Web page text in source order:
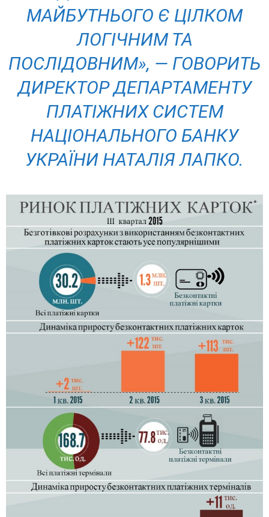
МАЙБУТНЬОГО Є ЦІЛКОМ
ЛОГІЧНИМ ТА
ПОСЛІДОВНИМ», — ГОВОРИТЬ
ДИРЕКТОР ДЕПАРТАМЕНТУ
ПЛАТІЖНИХ СИСТЕМ
НАЦІОНАЛЬНОГО БАНКУ
УКРАЇНИ НАТАЛІЯ ЛАПКО.